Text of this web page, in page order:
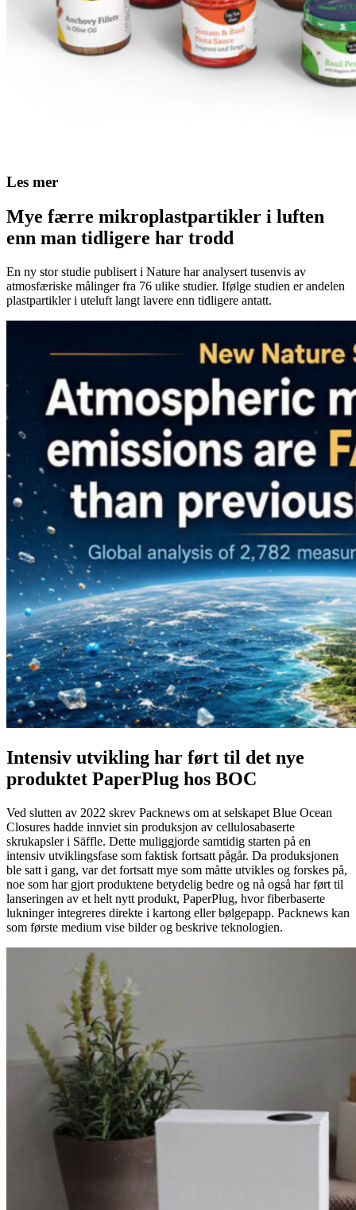
Les mer
Mye færre mikroplastpartikler i luften
enn man tidligere har trodd
En ny stor studie publisert i Nature har analysert tusenvis av
atmosfæriske målinger fra 76 ulike studier. Ifølge studien er andelen
plastpartikler i uteluft langt lavere enn tidligere antatt.
Intensiv utvikling har ført til det nye
produktet PaperPlug hos BOC
Ved slutten av 2022 skrev Packnews om at selskapet Blue Ocean
Closures hadde innviet sin produksjon av cellulosabaserte
skrukapsler i Säffle. Dette muliggjorde samtidig starten på en
intensiv utviklingsfase som faktisk fortsatt pågår. Da produksjonen
ble satt i gang, var det fortsatt mye som måtte utvikles og forskes på,
noe som har gjort produktene betydelig bedre og nå også har ført til
lanseringen av et helt nytt produkt, PaperPlug, hvor fiberbaserte
lukninger integreres direkte i kartong eller bølgepapp. Packnews kan
som første medium vise bilder og beskrive teknologien.